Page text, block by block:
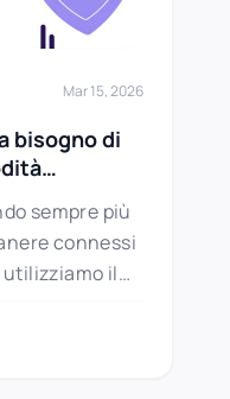
Mar 15, 2026
bisogno di
sempre più
connessi
utilizziamo il